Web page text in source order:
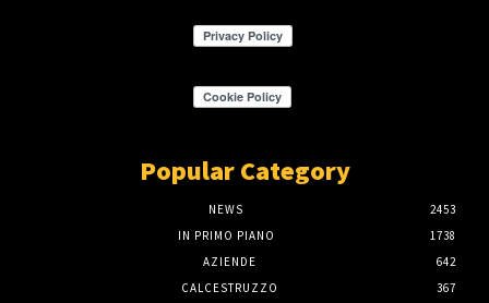
Popular Category
NEWS
2453
IN PRIMO PIANO
1738
AZIENDE
642
CALCESTRUZZO
367